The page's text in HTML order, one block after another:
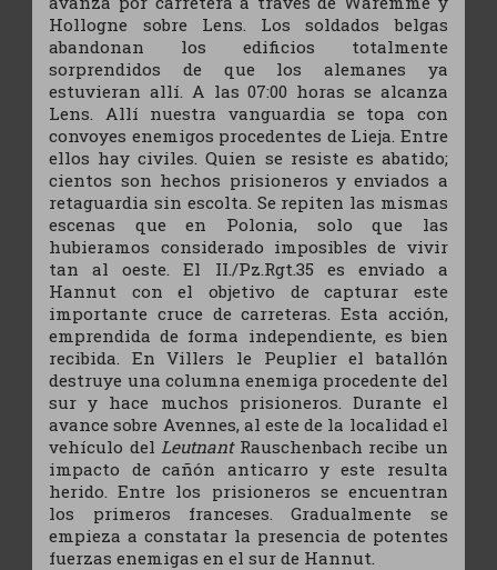
Hollogne sobre Lens. Los soldados belgas
abandonan los edificios totalmente
sorprendidos de que los alemanes ya
estuvieran allí. A las 07:00 horas se alcanza
Lens. Allí nuestra vanguardia se topa con
convoyes enemigos procedentes de Lieja. Entre
ellos hay civiles. Quien se resiste es abatido;
cientos son hechos prisioneros y enviados a
retaguardia sin escolta. Se repiten las mismas
escenas que en Polonia, solo que las
hubieramos considerado imposibles de vivir
tan al oeste. El II./Pz.Rgt.35 es enviado a
Hannut con el objetivo de capturar este
importante cruce de carreteras. Esta acción,
emprendida de forma independiente, es bien
recibida. En Villers le Peuplier el batallón
destruye una columna enemiga procedente del
sur y hace muchos prisioneros. Durante el
avance sobre Avennes, al este de la localidad el
vehículo del LeutnantRauschenbach recibe un
impacto de cañón anticarro y este resulta
herido. Entre los prisioneros se encuentran
los primeros franceses. Gradualmente se
empieza a constatar la presencia de potentes
fuerzas enemigas en el sur de Hannut.